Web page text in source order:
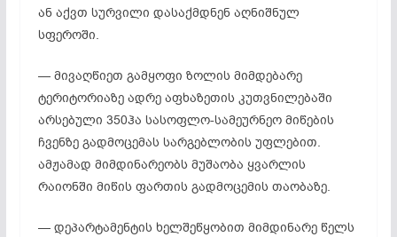
ან აქვთ სურვილი დასაქმდნენ აღნიშნულ
სფეროში.
— მივაღწიეთ გამყოფი ზოლის მიმდებარე
ტერიტორიაზე ადრე აფხაზეთის კუთვნილებაში
არსებული 350ჰა სასოფლო-სამეურნეო მიწების
ჩვენზე გადმოცემას სარგებლობის უფლებით.
ამჟამად მიმდინარეობს მუშაობა ყვარლის
რაიონში მიწის ფართის გადმოცემის თაობაზე.
— დეპარტამენტის ხელშეწყობით მიმდინარე წელს